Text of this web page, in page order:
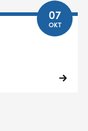
07
OKT